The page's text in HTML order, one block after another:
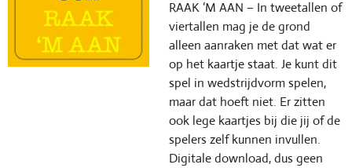
RAAK ‘M AAN – In tweetallen of
viertallen mag je de grond
alleen aanraken met dat wat er
op het kaartje staat. Je kunt dit
spel in wedstrijdvorm spelen,
maar dat hoeft niet. Er zitten
ook lege kaartjes bij die jij of de
spelers zelf kunnen invullen.
Digitale download, dus geen